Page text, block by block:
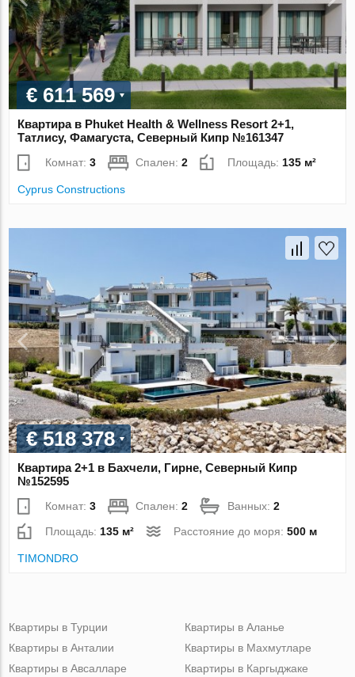
€ 611 569
Квартира в Phuket Health & Wellness Resort 2+1,
Татлису, Фамагуста, Северный Кипр №161347
Комнат:3 Спален:2 Площадь: 135 м²
Cyprus Constructions
€ 518 378
Квартира 2+1 в Бахчели, Гирне, Северный Кипр
№152595
Комнат:3 Спален:2 Ванных:2
Площадь: 135 м² Расстояние до моря:500 м
TIMONDRO
Квартиры в Турции
Квартиры в Анталии
Квартиры в Авсалларе
Квартиры в Аланье
Квартиры в Махмутларе
Квартиры в Каргыджаке